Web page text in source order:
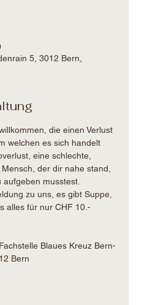
5, 3012 Bern,
die einen Verlust
welchen es sich handelt
eine schlechte,
der dir nahe stand,
musstest.
zu uns, es gibt Suppe,
alles für nur CHF 10.-
Blaues Kreuz Bern-
Bern